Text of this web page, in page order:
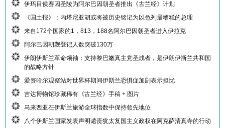
伊玛目侯赛因圣陵为阿尔巴因朝圣者推出《古兰经》计划
《国土报》：内塔尼亚胡或将被历史铭记为以色列最糟糕的总理
来自172个国家的1，813，188名阿尔巴因朝圣者进入伊拉克
阿尔巴因朝觐登记人数突破130万
伊朗伊斯兰革命领袖：支持黎巴嫩真主党圣战者，是伊朗伊斯兰共和国
的战略方针
爱资哈尔观察站对世界杯期间伊斯兰恐惧症加剧表示担忧
吉达博物馆珍藏稀有《古兰经》手稿 + 图片
马来西亚在伊斯兰旅游全球指数中保持领先地位
八个伊斯兰国家发表声明谴责犹太复国主义政权在阿克萨清真寺的行动